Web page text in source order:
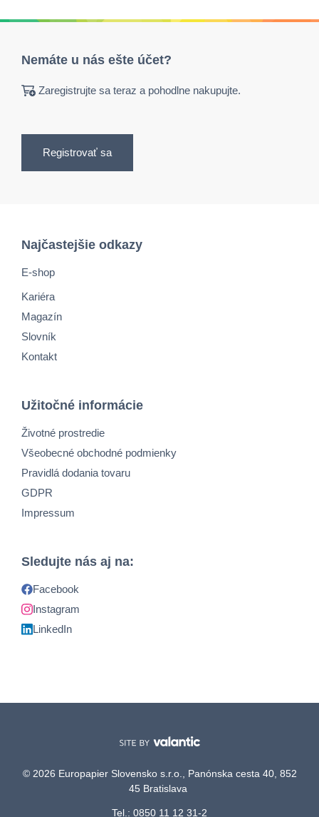
Nemáte u nás ešte účet?
Zaregistrujte sa teraz a pohodlne nakupujte.
Registrovať sa
Najčastejšie odkazy
E-shop
Kariéra
Magazín
Slovník
Kontakt
Užitočné informácie
Životné prostredie
Všeobecné obchodné podmienky
Pravidlá dodania tovaru
GDPR
Impressum
Sledujte nás aj na:
Facebook
Instagram
LinkedIn
© 2026 Europapier Slovensko s.r.o., Panónska cesta 40, 852
45 Bratislava
Tel.: 0850 11 12 31-2